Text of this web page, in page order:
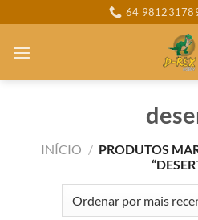
to
content
64
INÍCIO / PRODUTOS